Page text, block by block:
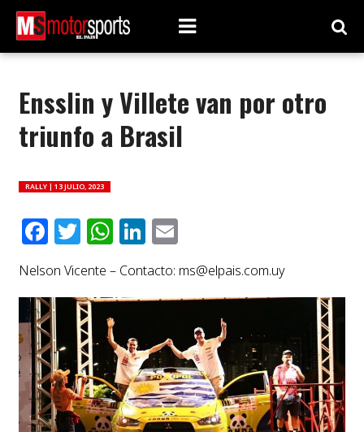
Ensslin y Villete van por otro
triunfo a Brasil
RALLY | 13 JULIO, 2023
Facebook
Twitter
WhatsApp
LinkedIn
Email
Nelson Vicente – Contacto: ms@elpais.com.uy